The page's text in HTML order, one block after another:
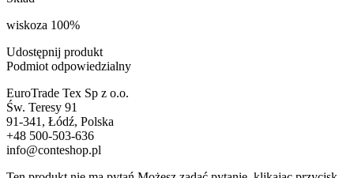
wiskoza 100%
Udostępnij produkt
Podmiot odpowiedzialny
EuroTrade Tex Sp z o.o.
Św. Teresy 91
91-341, Łódź, Polska
+48 500-503-636
info@conteshop.pl